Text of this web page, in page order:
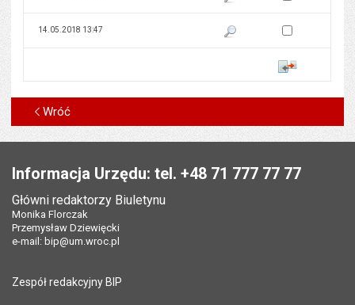
14.05.2018 13:47 Pokaż podgląd wersji z dnia
Zaznacz wersję do
Porównaj
Wróć
Informacja Urzędu: tel. +48 71 777 77 77
Główni redaktorzy Biuletynu
Monika Florczak
Przemysław Dziewięcki
e-mail: bip@um.wroc.pl
Zespół redakcyjny BIP